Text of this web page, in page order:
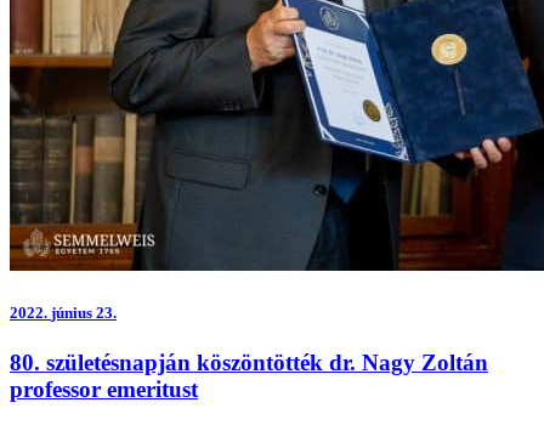
2022. június 23.
80. születésnapján köszöntötték dr. Nagy Zoltán
professor emeritust